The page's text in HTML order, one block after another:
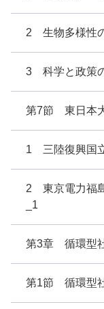
2 生物多様性
3 科学と政策
第7節 東日本
1 三陸復興国
2 東京電力福
_1
第3章 循環型
第1節 循環型